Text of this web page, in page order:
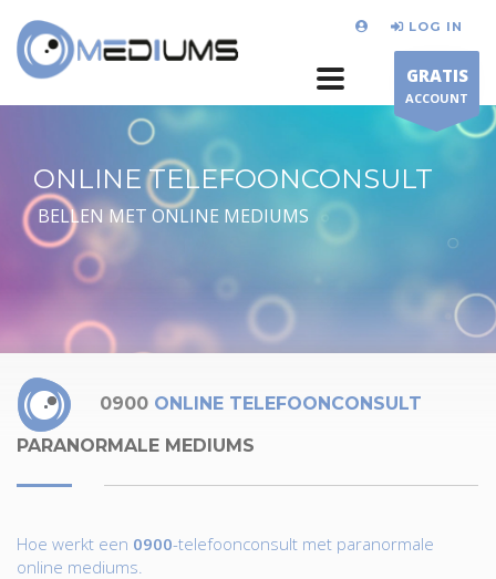
LOG IN
GRATIS
ACCOUNT
ONLINE TELEFOONCONSULT
BELLEN MET ONLINE MEDIUMS
0900 ONLINE TELEFOONCONSULT
PARANORMALE MEDIUMS
Hoe werkt een 0900-telefoonconsult met paranormale
online mediums.